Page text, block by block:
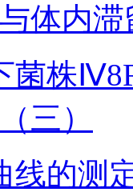
体内
菌株
三）
线的测